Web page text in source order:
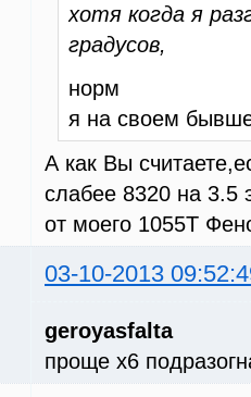
хотя когда я
градусов,
норм
я на своем
А как Вы
слабее 8320 на 3.5
от моего 1055Т
03-10-2013
geroyasfalta
проще х6